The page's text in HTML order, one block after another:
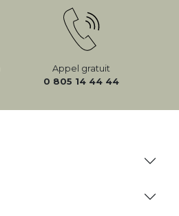
Appel gratuit
0 805 14 44 44